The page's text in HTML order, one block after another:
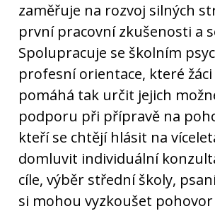
zaměřuje na rozvoj silných
první pracovní zkušenosti a
Spolupracuje se školním
profesní orientace, které
pomáhá tak určit jejich
podporu při přípravě na
kteří se chtějí hlásit na
domluvit individuální
cíle, výběr střední školy,
si mohou vyzkoušet